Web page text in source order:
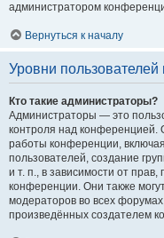
администратором
Вернуться к началу
Уровни пользователей
Кто такие администраторы?
Администраторы — это
контроля над конференцией.
работы конференции,
пользователей, создание
и т. п., в зависимости от
конференции. Они также
модераторов во всех
произведённых создателем